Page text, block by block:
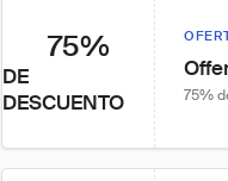
75%
DE
DESCUENTO
75%